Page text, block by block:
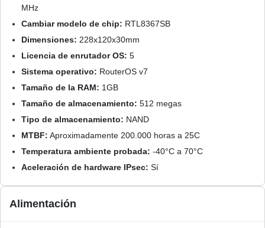
MHz
Cambiar modelo de chip: RTL8367SB
Dimensiones: 228x120x30mm
Licencia de enrutador OS: 5
Sistema operativo: RouterOS v7
Tamaño de la RAM: 1GB
Tamaño de almacenamiento: 512 megas
Tipo de almacenamiento: NAND
MTBF: Aproximadamente 200.000 horas a 25C
Temperatura ambiente probada: -40°C a 70°C
Aceleración de hardware IPsec: Sí
Alimentación